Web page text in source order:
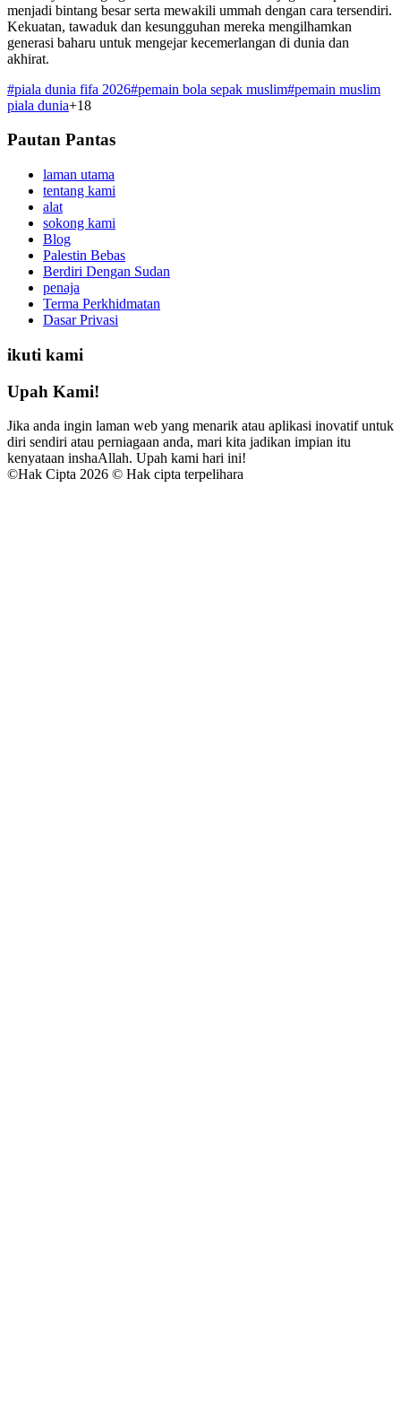
menjadi bintang besar serta mewakili ummah dengan cara tersendiri.
Kekuatan, tawaduk dan kesungguhan mereka mengilhamkan
generasi baharu untuk mengejar kecemerlangan di dunia dan
akhirat.
#piala dunia fifa 2026#pemain bola sepak muslim#pemain muslim
piala dunia+18
Pautan Pantas
laman utama
tentang kami
alat
sokong kami
Blog
Palestin Bebas
Berdiri Dengan Sudan
penaja
Terma Perkhidmatan
Dasar Privasi
ikuti kami
Upah Kami!
Jika anda ingin laman web yang menarik atau aplikasi inovatif untuk
diri sendiri atau perniagaan anda, mari kita jadikan impian itu
kenyataan inshaAllah. Upah kami hari ini!
©Hak Cipta 2026 © Hak cipta terpelihara